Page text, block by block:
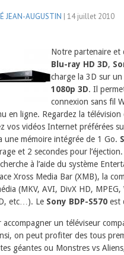
JEAN-AUGUSTIN | 14 juillet 2010
Notre partenaire et
Blu-ray HD 3D,
charge la 3D sur
1080p 3D. Il
connexion sans fil
en ligne. Regardez la
vos vidéos Internet préférées
une mémoire intégrée de 1 Go.
et 2 secondes pour
à l’aide du système
Xross Media Bar (XMB), la
(MKV, AVI, DivX HD,
etc…). Le Sony BDP-S570 est
accompagner un téléviseur
on peut profiter des tous
géantes ou Monstres vs